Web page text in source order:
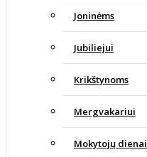
Joninėms
Jubiliejui
Krikštynoms
Mergvakariui
Mokytojų dienai